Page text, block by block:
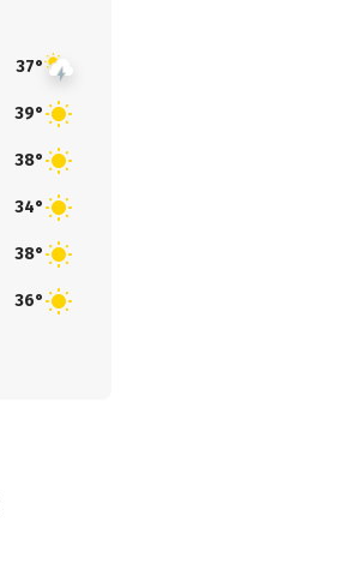
37°
39°
38°
34°
38°
36°